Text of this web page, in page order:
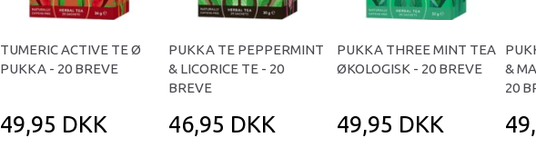
TUMERIC ACTIVE TE Ø
PUKKA - 20 BREVE
49,95 DKK
PUKKA TE PEPPERMINT
& LICORICE TE - 20
BREVE
46,95 DKK
PUKKA THREE MINT TEA
ØKOLOGISK - 20 BREVE
49,95 DKK
&
20